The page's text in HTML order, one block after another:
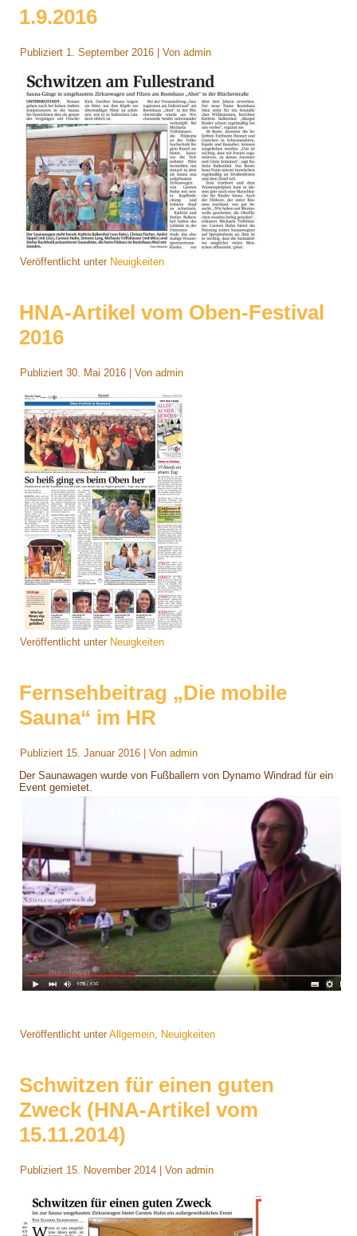
1.9.2016
Publiziert 1. September 2016 |Von admin
Veröffentlicht unter Neuigkeiten
HNA-Artikel vom Oben-Festival
2016
Publiziert 30. Mai 2016 |Von admin
Veröffentlicht unter Neuigkeiten
Fernsehbeitrag „Die mobile
Sauna“ im HR
Publiziert 15. Januar 2016 |Von admin
Der Saunawagen wurde von Fußballern von Dynamo Windrad für ein
Event gemietet.
Veröffentlicht unter Allgemein, Neuigkeiten
Schwitzen für einen guten
Zweck (HNA-Artikel vom
15.11.2014)
Publiziert 15. November 2014 |Von admin